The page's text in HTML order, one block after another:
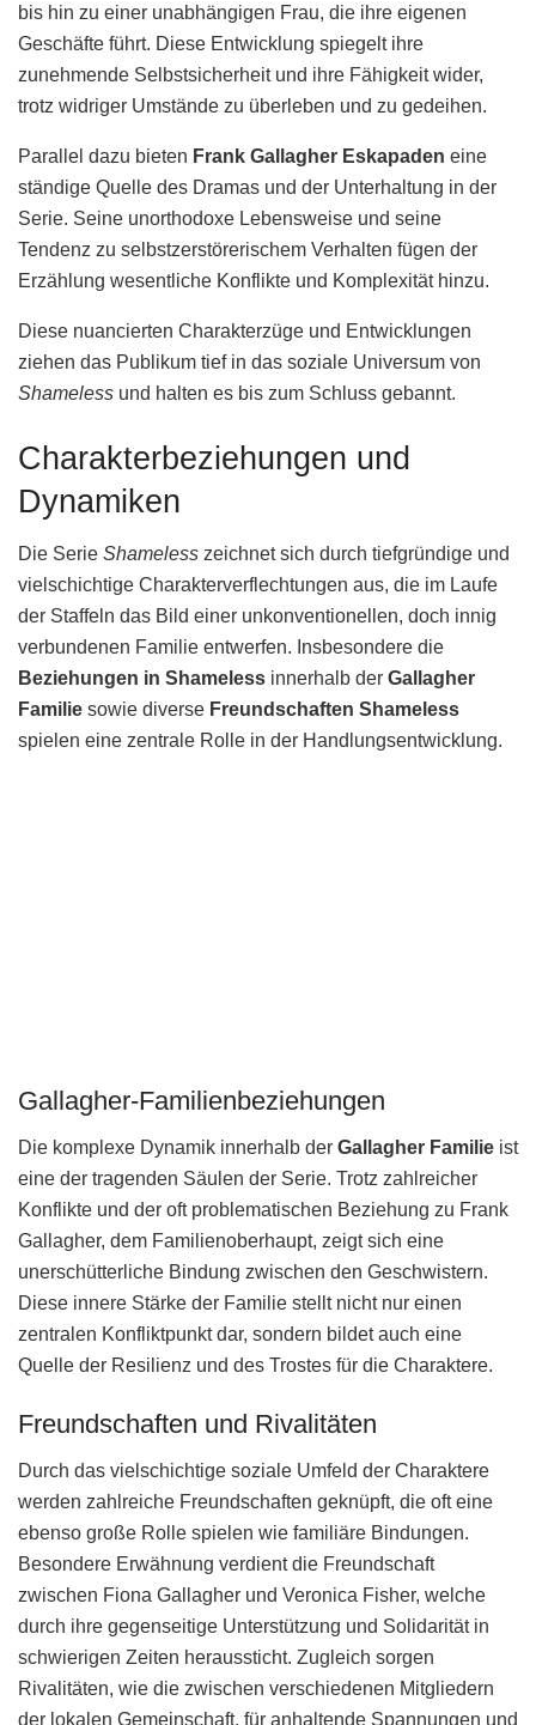
bis hin zu einer unabhängigen Frau, die ihre eigenen
Geschäfte führt. Diese Entwicklung spiegelt ihre
zunehmende Selbstsicherheit und ihre Fähigkeit wider,
trotz widriger Umstände zu überleben und zu gedeihen.
Parallel dazu bieten Frank Gallagher Eskapaden eine
ständige Quelle des Dramas und der Unterhaltung in der
Serie. Seine unorthodoxe Lebensweise und seine
Tendenz zu selbstzerstörerischem Verhalten fügen der
Erzählung wesentliche Konflikte und Komplexität hinzu.
Diese nuancierten Charakterzüge und Entwicklungen
ziehen das Publikum tief in das soziale Universum von
Shameless und halten es bis zum Schluss gebannt.
Charakterbeziehungen und
Dynamiken
Die Serie Shameless zeichnet sich durch tiefgründige und
vielschichtige Charakterverflechtungen aus, die im Laufe
der Staffeln das Bild einer unkonventionellen, doch innig
verbundenen Familie entwerfen. Insbesondere die
Beziehungen in Shameless innerhalb der Gallagher
Familie sowie diverse Freundschaften Shameless
spielen eine zentrale Rolle in der Handlungsentwicklung.
Gallagher-Familienbeziehungen
Die komplexe Dynamik innerhalb der Gallagher Familie ist
eine der tragenden Säulen der Serie. Trotz zahlreicher
Konflikte und der oft problematischen Beziehung zu Frank
Gallagher, dem Familienoberhaupt, zeigt sich eine
unerschütterliche Bindung zwischen den Geschwistern.
Diese innere Stärke der Familie stellt nicht nur einen
zentralen Konfliktpunkt dar, sondern bildet auch eine
Quelle der Resilienz und des Trostes für die Charaktere.
Freundschaften und Rivalitäten
Durch das vielschichtige soziale Umfeld der Charaktere
werden zahlreiche Freundschaften geknüpft, die oft eine
ebenso große Rolle spielen wie familiäre Bindungen.
Besondere Erwähnung verdient die Freundschaft
zwischen Fiona Gallagher und Veronica Fisher, welche
durch ihre gegenseitige Unterstützung und Solidarität in
schwierigen Zeiten heraussticht. Zugleich sorgen
Rivalitäten, wie die zwischen verschiedenen Mitgliedern
der lokalen Gemeinschaft, für anhaltende Spannungen und